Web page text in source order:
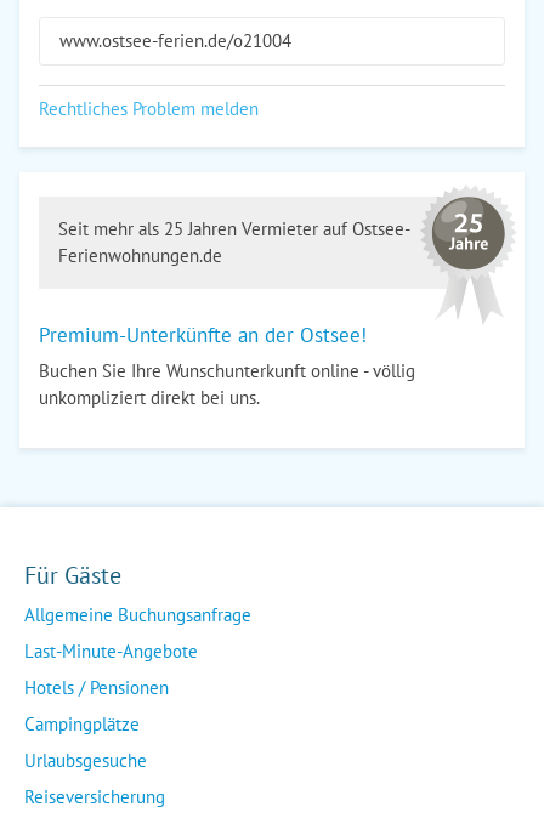
www.ostsee-ferien.de/o21004
Rechtliches Problem melden
Seit mehr als 25 Jahren Vermieter auf Ostsee-
Ferienwohnungen.de
Premium-Unterkünfte an der Ostsee!
Buchen Sie Ihre Wunschunterkunft online - völlig
unkompliziert direkt bei uns.
Für Gäste
Allgemeine Buchungsanfrage
Last-Minute-Angebote
Hotels / Pensionen
Campingplätze
Urlaubsgesuche
Reiseversicherung